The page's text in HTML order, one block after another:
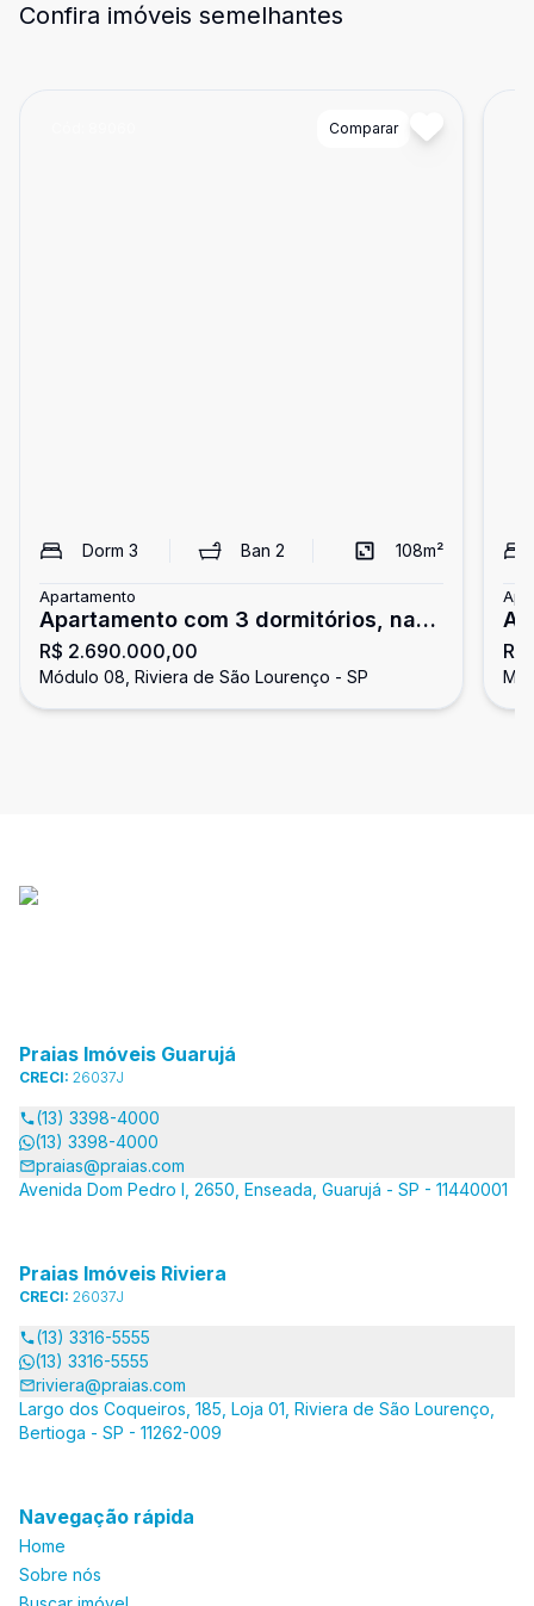
Confira imóveis semelhantes
Comparar
Dorm 3 Ban2 108m²
Apartamento
Apartamento com 3 dormitórios, na
Riviera de São Lourenço
R$ 2.690.000,00
Módulo 08, Riviera de São Lourenço - SP
Praias Imóveis Guarujá
CRECI: 26037J
(13) 3398-4000
(13) 3398-4000
praias@praias.com
Avenida Dom Pedro I, 2650, Enseada, Guarujá - SP - 11440001
Praias Imóveis Riviera
CRECI: 26037J
(13) 3316-5555
(13) 3316-5555
riviera@praias.com
Largo dos Coqueiros, 185, Loja 01, Riviera de São Lourenço,
Bertioga - SP - 11262-009
Navegação rápida
Home
Sobre nós